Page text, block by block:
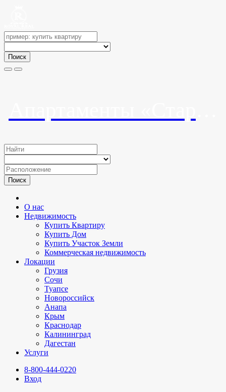
Поиск
Поиск
О нас
Недвижимость
Купить Квартиру
Купить Дом
Купить Участок Земли
Коммерческая недвижимость
Локации
Грузия
Сочи
Туапсе
Новороссийск
Анапа
Крым
Краснодар
Калининград
Дагестан
Услуги
8-800-444-0220
Вход